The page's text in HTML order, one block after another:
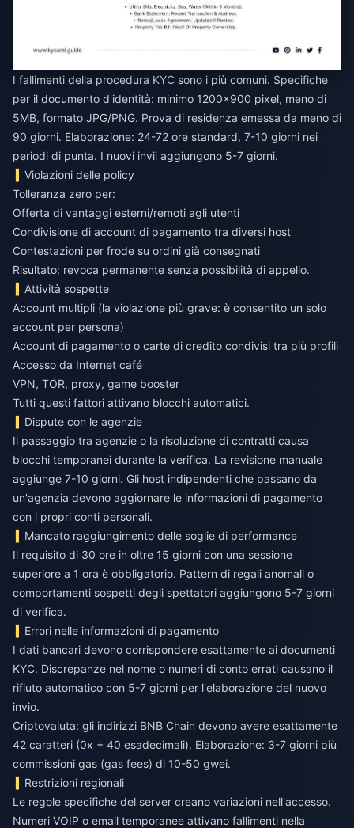
I fallimenti della procedura KYC sono i più comuni. Specifiche
per il documento d'identità: minimo 1200x900 pixel, meno di
5MB, formato JPG/PNG. Prova di residenza emessa da meno di
90 giorni. Elaborazione: 24-72 ore standard, 7-10 giorni nei
periodi di punta. I nuovi invii aggiungono 5-7 giorni.
Violazioni delle policy
Tolleranza zero per:
Offerta di vantaggi esterni/remoti agli utenti
Condivisione di account di pagamento tra diversi host
Contestazioni per frode su ordini già consegnati
Risultato: revoca permanente senza possibilità di appello.
Attività sospette
Account multipli (la violazione più grave: è consentito un solo
account per persona)
Account di pagamento o carte di credito condivisi tra più profili
Accesso da Internet café
VPN, TOR, proxy, game booster
Tutti questi fattori attivano blocchi automatici.
Dispute con le agenzie
Il passaggio tra agenzie o la risoluzione di contratti causa
blocchi temporanei durante la verifica. La revisione manuale
aggiunge 7-10 giorni. Gli host indipendenti che passano da
un'agenzia devono aggiornare le informazioni di pagamento
con i propri conti personali.
Mancato raggiungimento delle soglie di performance
Il requisito di 30 ore in oltre 15 giorni con una sessione
superiore a 1 ora è obbligatorio. Pattern di regali anomali o
comportamenti sospetti degli spettatori aggiungono 5-7 giorni
di verifica.
Errori nelle informazioni di pagamento
I dati bancari devono corrispondere esattamente ai documenti
KYC. Discrepanze nel nome o numeri di conto errati causano il
rifiuto automatico con 5-7 giorni per l'elaborazione del nuovo
invio.
Criptovaluta: gli indirizzi BNB Chain devono avere esattamente
42 caratteri (0x + 40 esadecimali). Elaborazione: 3-7 giorni più
commissioni gas (gas fees) di 10-50 gwei.
Restrizioni regionali
Le regole specifiche del server creano variazioni nell'accesso.
Numeri VOIP o email temporanee attivano fallimenti nella